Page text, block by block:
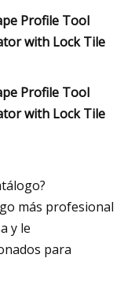
más profesional
y le
para